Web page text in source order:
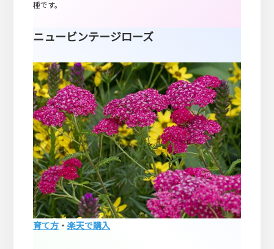
種です。
ニュービンテージローズ
育て方・ 楽天で購入